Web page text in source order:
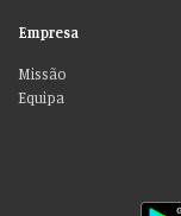
Empresa
Missão
Equipa